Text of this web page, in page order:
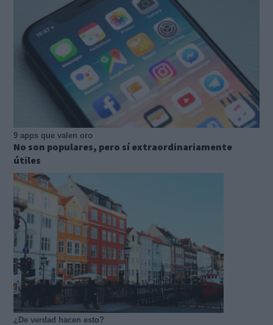
9 apps que valen oro
No son populares, pero sí extraordinariamente
útiles
¿De verdad hacen esto?